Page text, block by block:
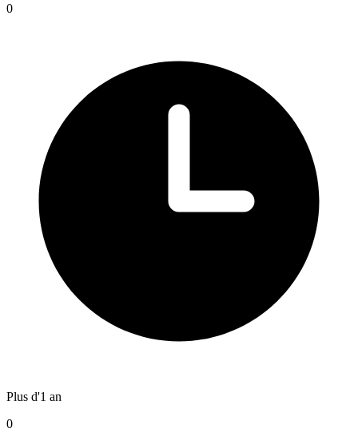
0
Plus d'1 an
0